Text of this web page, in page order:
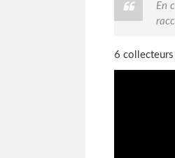
En
6 collecteurs